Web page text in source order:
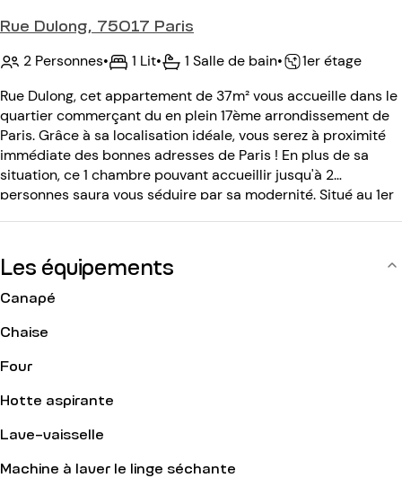
Rue Dulong, 75017 Paris
2 Personnes• 1 Lit• 1 Salle de bain•
1er étage
Rue Dulong, cet appartement de 37m² vous accueille dans le
quartier commerçant du en plein 17ème arrondissement de
Paris. Grâce à sa localisation idéale, vous serez à proximité
immédiate des bonnes adresses de Paris ! En plus de sa
situation, ce 1 chambre pouvant accueillir jusqu'à 2
personnes saura vous séduire par sa modernité. Situé au 1er
Les équipements
Canapé
Chaise
Four
Hotte aspirante
Lave-vaisselle
Machine à laver le linge séchante